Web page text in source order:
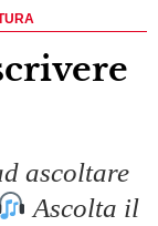
ascoltare
Ascolta il